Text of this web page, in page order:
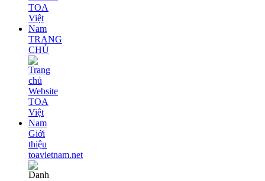
TRANG
CHỦ
Giới
thiệu
toavietnam.net